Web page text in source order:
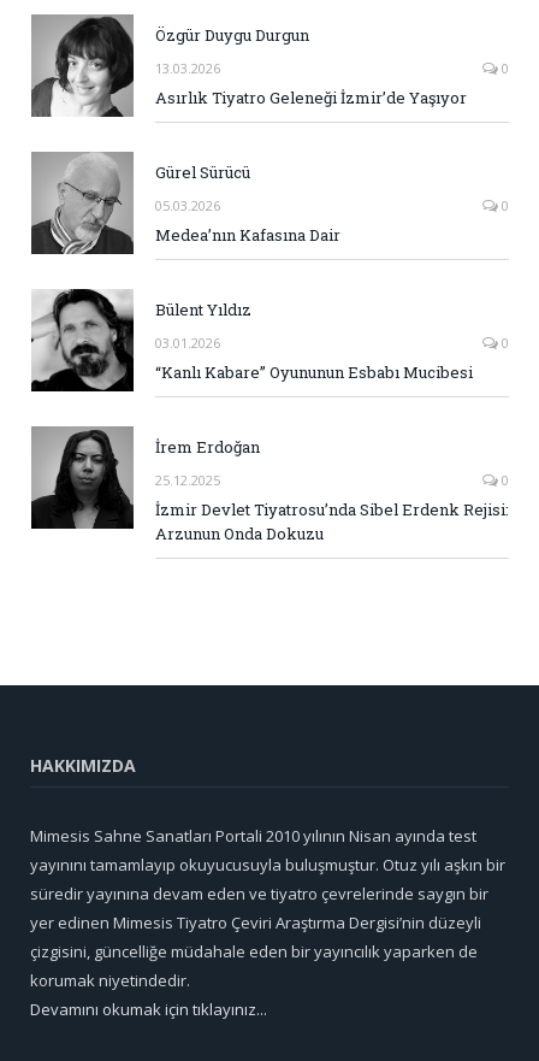
Özgür Duygu Durgun
13.03.2026 0
Asırlık Tiyatro Geleneği İzmir’de Yaşıyor
Gürel Sürücü
05.03.2026 0
Medea’nın Kafasına Dair
Bülent Yıldız
03.01.2026 0
“Kanlı Kabare” Oyununun Esbabı Mucibesi
İrem Erdoğan
25.12.2025 0
İzmir Devlet Tiyatrosu’nda Sibel Erdenk Rejisi:
Arzunun Onda Dokuzu
HAKKIMIZDA
Mimesis Sahne Sanatları Portali 2010 yılının Nisan ayında test
yayınını tamamlayıp okuyucusuyla buluşmuştur. Otuz yılı aşkın bir
süredir yayınına devam eden ve tiyatro çevrelerinde saygın bir
yer edinen Mimesis Tiyatro Çeviri Araştırma Dergisi’nin düzeyli
çizgisini, güncelliğe müdahale eden bir yayıncılık yaparken de
korumak niyetindedir.
Devamını okumak için tıklayınız...